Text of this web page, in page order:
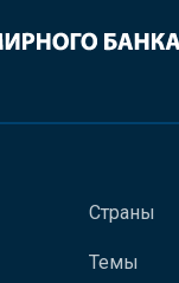
Страны
Темы